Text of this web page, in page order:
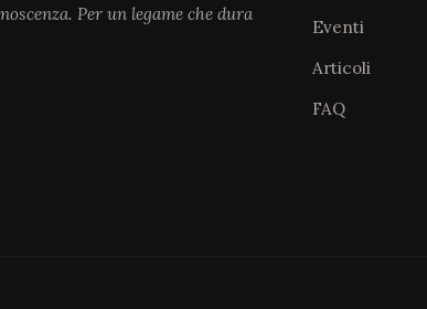
Per un legame che dura
Eventi
Articoli
FAQ